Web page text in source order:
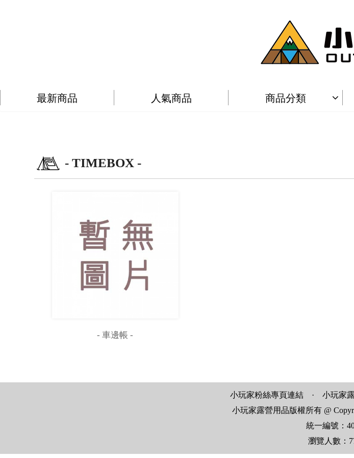
最新商品 人氣商品 商品分類
- TIMEBOX -
- 車邊帳 -
小玩家粉絲專頁連結 · 小玩家
小玩家露營用品版權所有 @
統一編號：
瀏覽人數：